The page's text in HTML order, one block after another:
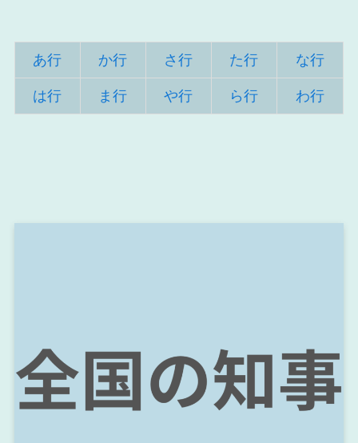
あ行 か行 さ行 た行 な行
は行 ま行 や行 ら行 わ行